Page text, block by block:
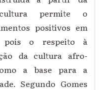
permite o
positivos em
pois o respeito à
da cultura afro-
a base para a
Segundo Gomes